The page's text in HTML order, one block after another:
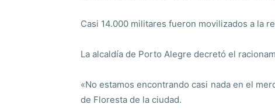
Casi 14.000 militares fueron movilizados a la
La alcaldía de Porto Alegre decretó el
«No estamos encontrando casi nada en el
de Floresta de la ciudad.